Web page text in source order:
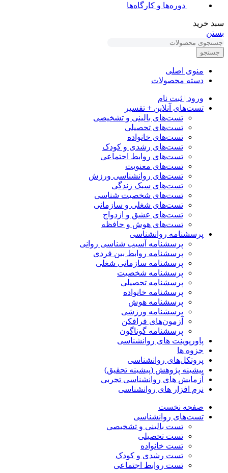
دوره‌ها و کارگاه‌ها
سبد خرید
بستن
جستجو
منوی اصلی
دسته محصولات
ورود | ثبت نام
تست‌های آنلاین + تفسیر
تست‌های بالینی و تشخیصی
تست‌های تحصیلی
تست‌های خانواده
تست‌های رشدی و کودک
تست‌های روابط اجتماعی
تست‌های معنویت
تست‌های روانشناسی ورزش
تست‌های سبک زندگی
تست‌های شخصیت شناسی
تست‌های شغلی و سازمانی
تست‌های عشق و ازدواج
تست‌های هوش و حافظه
پرسشنامه روانشناسی
پرسشنامه آسیب شناسی روانی
پرسشنامه روابط بین فردی
پرسشنامه سازمانی شغلی
پرسشنامه شخصیت
پرسشنامه تحصیلی
پرسشنامه خانواده
پرسشنامه هوش
پرسشنامه ورزشی
آزمون‌های فرافکن
پرسشنامه گوناگون
پاورپوینت های روانشناسی
جزوه ها
پروتکل‌های روانشناسی
پیشینه پژوهش (پیشینه تحقیق)
آزمایش های روانشناسی تجربی
نرم افزار های روانشناسی
صفحه نخست
تست‌های روانشناسی
تست بالینی و تشخیصی
تست تحصیلی
تست خانواده
تست رشدی و کودک
تست روابط اجتماعی